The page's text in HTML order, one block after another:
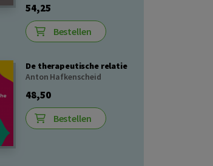
54,25
Bestellen
De therapeutische relatie
Anton Hafkenscheid
48,50
Bestellen